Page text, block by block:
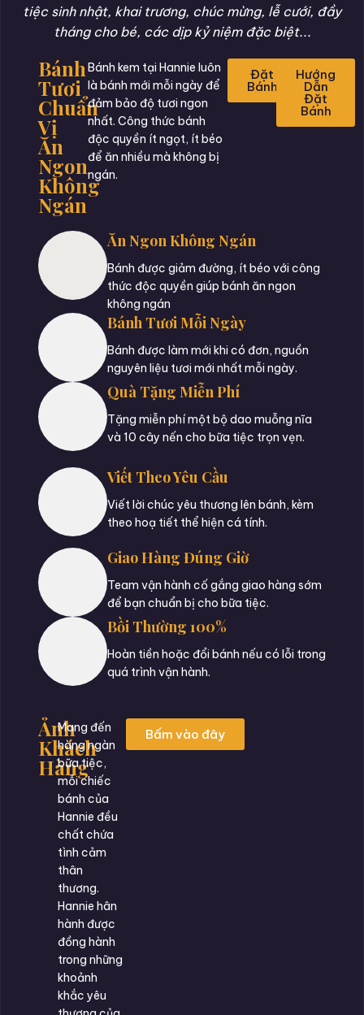
tiệc sinh nhật, khai trương, chúc mừng, lễ cưới, đầy
tháng cho bé, các dịp kỷ niệm đặc biệt...
Bánh
Tươi
Chuẩn
Vị
Ăn
Ngon
Không
Ngán
Bánh kem tại Hannie luôn
là bánh mới mỗi ngày để
đảm bảo độ tươi ngon
nhất. Công thức bánh
độc quyền ít ngọt, ít béo
để ăn nhiều mà không bị
ngán.
Đặt
Bánh
Hướng
Dẫn
Đặt
Bánh
Ăn Ngon Không Ngán
Bánh được giảm đường, ít béo với công
thức độc quyền giúp bánh ăn ngon
không ngán
Bánh Tươi Mỗi Ngày
Bánh được làm mới khi có đơn, nguồn
nguyên liệu tươi mới nhất mỗi ngày.
Quà Tặng Miễn Phí
Tặng miễn phí một bộ dao muỗng nĩa
và 10 cây nến cho bữa tiệc trọn vẹn.
Viết Theo Yêu Cầu
Viết lời chúc yêu thương lên bánh, kèm
theo hoạ tiết thể hiện cá tính.
Giao Hàng Đúng Giờ
Team vận hành cố gắng giao hàng sớm
để bạn chuẩn bị cho bữa tiệc.
Bồi Thường 100%
Hoàn tiền hoặc đổi bánh nếu có lỗi trong
quá trình vận hành.
Ảnh
Khách
Hàng
Mang đến
hàng ngàn
bữa tiệc,
mỗi chiếc
bánh của
Hannie đều
chất chứa
tình cảm
thân
thương.
Hannie hân
hành được
đồng hành
trong những
khoảnh
khắc yêu
Bấm vào đây